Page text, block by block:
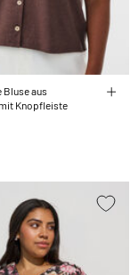
aus
Knopfleiste